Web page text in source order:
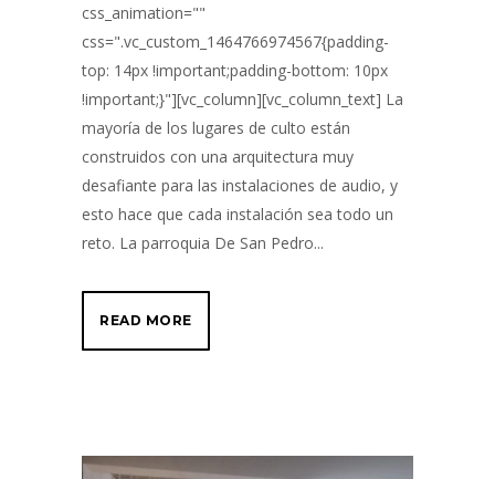
css_animation=""
css=".vc_custom_1464766974567{padding-
top: 14px !important;padding-bottom: 10px
!important;}"][vc_column][vc_column_text] La
mayoría de los lugares de culto están
construidos con una arquitectura muy
desafiante para las instalaciones de audio, y
esto hace que cada instalación sea todo un
reto. La parroquia De San Pedro...
READ MORE